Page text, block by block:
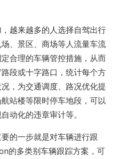
越来越多的人选择自驾出行
、景区、商场等人流量车流
合理的车辆管控措施，从而
段或十字路口，统计每个方
，为交通调度、路况优化提
站楼等限时停车地段，可以
动化的违章审计等。
的一步就是对车辆进行跟
的多类别车辆跟踪方案，可